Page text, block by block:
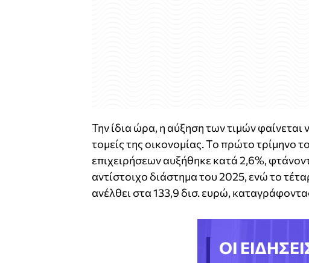
Την ίδια ώρα, η αύξηση των τιμών φαίνεται
τομείς της οικονομίας. Το πρώτο τρίμηνο
επιχειρήσεων αυξήθηκε κατά 2,6%,
αντίστοιχο διάστημα του 2025, ενώ το
ανέλθει στα 133,9 δισ. ευρώ,
ΟΙ